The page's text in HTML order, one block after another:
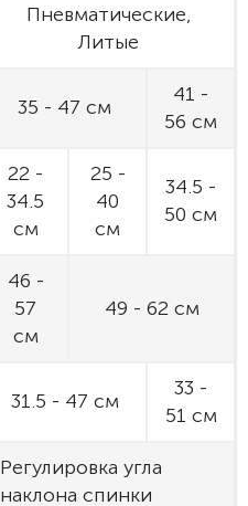
Пневматические,
Литые
35 - 47 см
41 -
56 см
22 -
34.5
см
25 -
40
см
34.5 -
50 см
46 -
57
см
49 - 62 см
31.5 - 47 см
33 -
51 см
Регулировка угла
наклона спинки